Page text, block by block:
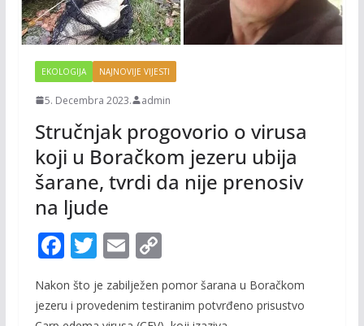
EKOLOGIJA NAJNOVIJE VIJESTI
5. Decembra 2023. admin
Stručnjak progovorio o virusa
koji u Boračkom jezeru ubija
šarane, tvrdi da nije prenosiv
na ljude
F
e
T
itt
E
ai
C
p
Nakon što je zabilježen pomor šarana u Boračkom
jezeru i provedenim testiranim potvrđeno prisustvo